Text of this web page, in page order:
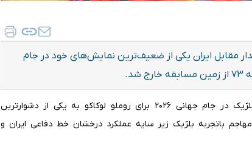
مقابل ایران یکی از ضعیف‌ترین نمایش‌های خود در جام
به گزارش ایلنا، دیدار تیم‌های ملی ایران و بلژیک در جام جهانی ۲۰۲۶ برای روملو لوکاکو به یکی از دشوارترین
باتجربه بلژیک زیر سایه عملکرد درخشان خط دفاعی ایران و